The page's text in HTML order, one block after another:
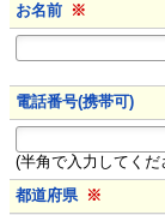
お名前 ※
電話番号(携帯可)
(半角で入力してくだ
都道府県 ※